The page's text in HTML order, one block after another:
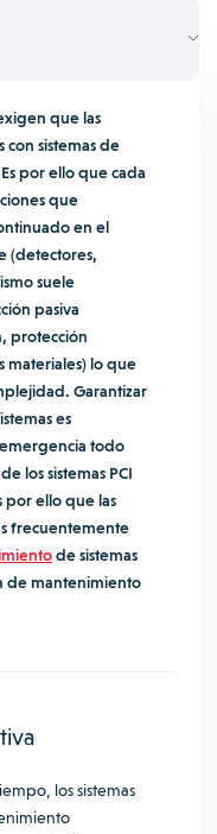
que las
con sistemas de
por ello que cada
que
en el
(detectores,
suele
pasiva
protección
materiales) lo que
Garantizar
es
todo
los sistemas PCI
por ello que las
frecuentemente
de sistemas
de mantenimiento
los sistemas